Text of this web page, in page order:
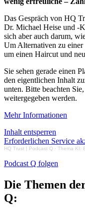
Das Gespräch von HQ
Dr. Michael Heise und -
sich aber auch darum,
Um Alternativen zu
um einen Haircut und
Sie sehen gerade einen
den eigentlichen Inhalt
unten. Bitte beachten
weitergegeben werden.
Mehr Informationen
Inhalt entsperren
Erforderlichen Service
HQ Trust | Podcast Q · Thema KI:
Podcast Q folgen
Die Themen
Q: